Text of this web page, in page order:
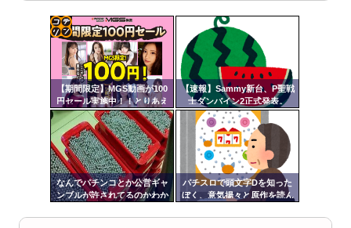
ますｗ」←これどうす...
【閲覧注意】俺が近くにいると機械が壊れるんだけどさ
【画像】ペプシコーラ社、「こういうのでいいんだよ」
な新商品を発売
Powered by livedoor 相互RSS
【期間限定】MGS動画が100
円セール実施中！！とりあえ
ず全部買うやろｗｗｗｗｗ
【速報】Sammy新台、P聖戦
士ダンバイン2正式発表。
なんでパチンコとか公営ギャ
ンブルが許されてるのかわか
パチスロで頭文字Dを知った
ぼく、意気揚々と原作を読ん
活してて困惑
コテ
リン
- 固
定リ
ンク
自動
更新
ツー